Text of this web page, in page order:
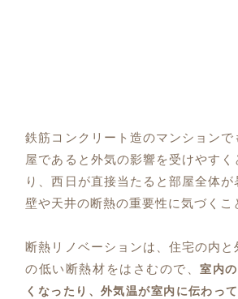
鉄筋コンクリート造のマンションで
屋であると外気の影響を受けやすく
り、西日が直接当たると部屋全体が
壁や天井の断熱の重要性に気づくこ
断熱リノベーションは、住宅の内
の低い断熱材をはさむので、室内
くなったり、外気温が室内に伝わっ